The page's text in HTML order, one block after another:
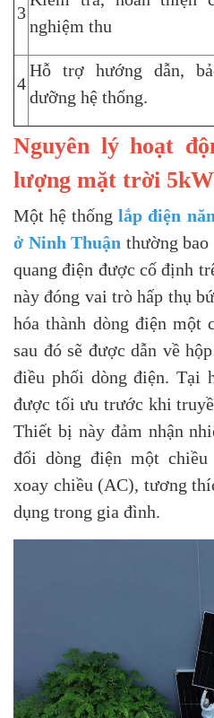
3
nghiệm thu
4
Hỗ trợ hướng dẫn,
dưỡng hệ thống.
Nguyên lý hoạt
lượng mặt trời
Một hệ thốnglắp điện
ở Ninh Thuận thường
quang điện được cố định
này đóng vai trò hấp thụ
hóa thành dòng điện một
sau đó sẽ được dẫn về
điều phối dòng điện.Tại
được tối ưu trước khi
Thiết bị này đảm nhận
đổi dòng điện một
xoay chiều (AC), tương
dụng trong gia đình.